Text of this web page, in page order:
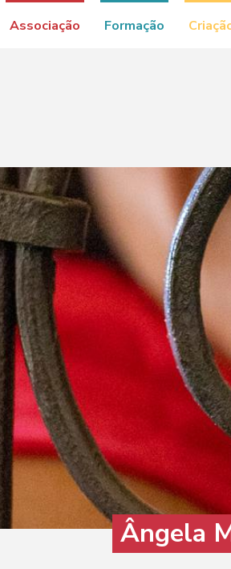
Associação Formação
Ângela